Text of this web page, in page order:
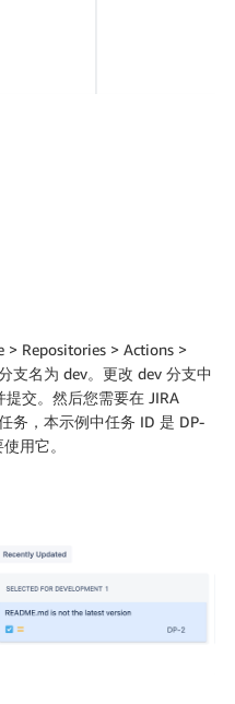
> Repositories > Actions >
支名为 dev。更改 dev 分支中
提交。然后您需要在 JIRA
务，本示例中任务 ID 是 DP-
用它。